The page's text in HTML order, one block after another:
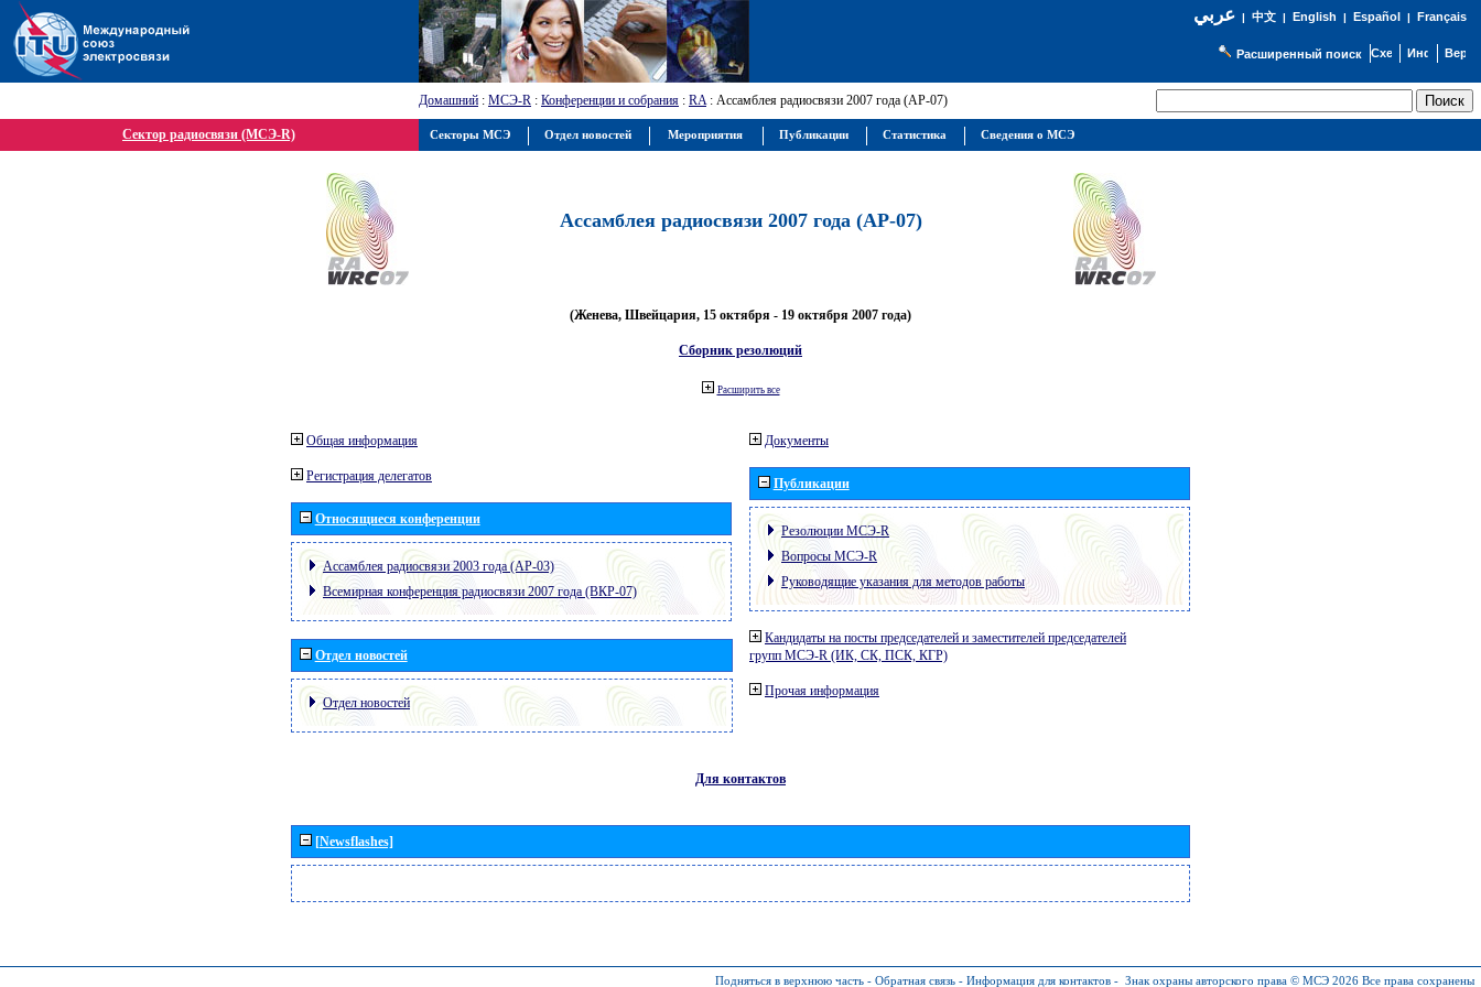
عربي| 中文| English | Español | Français
Расширенный поиск
Домашний : МСЭ-R : Конференции и собрания : RA: Ассамблея радиосвязи 2007 года (АР-07)
Сектор радиосвязи (МСЭ-R)
Ассамблея радиосвязи 2007 года (АР-07)
(Женева, Швейцария, 15 октября - 19 октября 2007 года)
Сборник резолюций
Расширить все
Общая информация
Регистрация делегатов
Относящиеся конференции
Ассамблея радиосвязи 2003 года (АР-03)
Всемирная конференция радиосвязи 2007 года (ВКР-07)
Отдел новостей
Отдел новостей
Документы
Публикации
Резолюции МСЭ-R
Вопросы МСЭ-R
Руководящие указания для методов работы
Кандидаты на посты председателей и заместителей председателей
групп МСЭ-R (ИК, СК, ПСК, КГР)
Прочая информация
Для контактов
[Newsflashes]
Подняться в верхнюю часть - Обратная связь - Информация для контактов - Знак охраны авторского права © МСЭ 2026 Все права сохранены
Секторы МСЭ Отдел новостей Мероприятия Публикации Статистика Сведения о МСЭ